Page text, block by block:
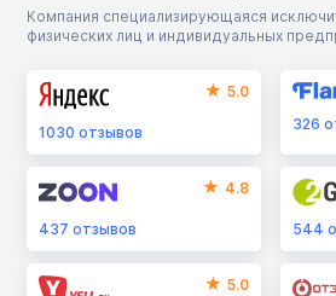
Компания специализирующаяся
физических лиц и индивидуальных
5.0
1030 отзывов
326
4.8
437 отзывов 544
5.0